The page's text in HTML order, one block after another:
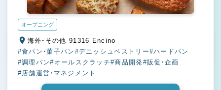
オープニング
海外・その他 91316 Encino
#食パン・菓子パン #デニッシュペストリー#ハードパン
#調理パン#オールスクラッチ#商品開発#販促・企画
#店舗運営・マネジメント